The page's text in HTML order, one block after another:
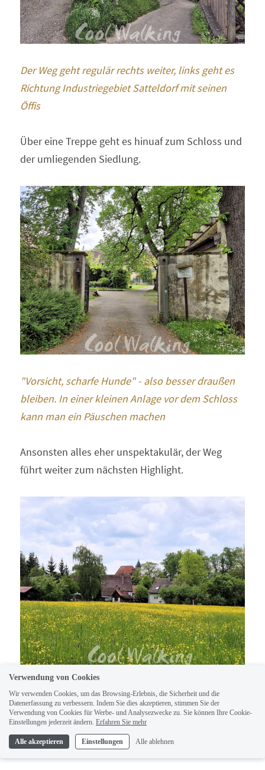
Der Weg geht regulär rechts weiter, links geht es
Richtung Industriegebiet Satteldorf mit seinen
Öffis
Über eine Treppe geht es hinuaf zum Schloss und
der umliegenden Siedlung.
"Vorsicht, scharfe Hunde" - also besser draußen
bleiben. In einer kleinen Anlage vor dem Schloss
kann man ein Päuschen machen
Ansonsten alles eher unspektakulär, der Weg
führt weiter zum nächsten Highlight.
Schloss Burleswagen im Rückblick
Bald schon kann man ein erstes Mal die
Silhouette von Crailsheim sehen.
Verwendung von Cookies
Wir verwenden Cookies, um das Browsing-Erlebnis, die Sicherheit und die
Datenerfassung zu verbessern. Indem Sie dies akzeptieren, stimmen Sie der
Verwendung von Cookies für Werbe- und Analysezwecke zu. Sie können Ihre Cookie-
Einstellungen jederzeit ändern. Erfahren Sie mehr
Alle akzeptieren Einstellungen Alle ablehnen